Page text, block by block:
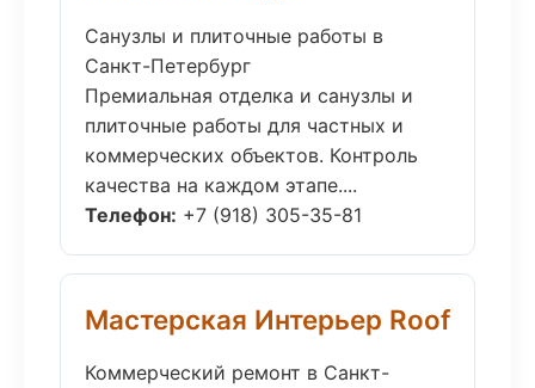
Санузлы и плиточные работы в
Санкт-Петербург
Премиальная отделка и санузлы и
плиточные работы для частных и
коммерческих объектов. Контроль
качества на каждом этапе....
Телефон: +7 (918) 305-35-81
Мастерская Интерьер Roof
Коммерческий ремонт в Санкт-